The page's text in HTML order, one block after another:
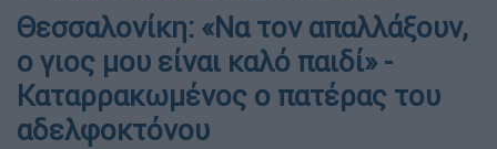
Θεσσαλονίκη: «Να τον απαλλάξουν,
ο γιος μου είναι καλό παιδί» -
Καταρρακωμένος ο πατέρας του
αδελφοκτόνου